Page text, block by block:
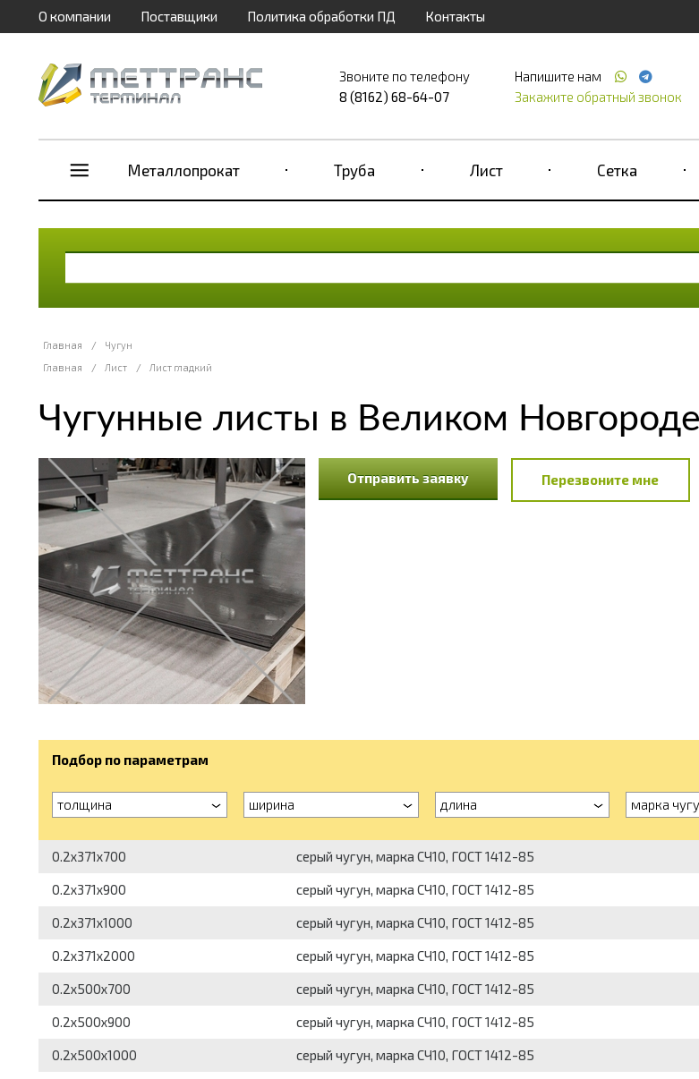
О компании Поставщики Политика обработки ПД Контакты
Звоните по телефону
8 (8162) 68-64-07
Напишите нам
Закажите обратный звонок
Металлопрокат Труба Лист Сетка
Главная /
Чугун
Главная
/ Лист / Лист гладкий
Чугунные листы в Великом Новгороде
Отправить заявку Перезвоните мне
Подбор по параметрам
толщина ширина длина марка
0.2x371x700 серый чугун, марка СЧ10, ГОСТ 1412-85
0.2x371x900 серый чугун, марка СЧ10, ГОСТ 1412-85
0.2x371x1000 серый чугун, марка СЧ10, ГОСТ 1412-85
0.2x371x2000 серый чугун, марка СЧ10, ГОСТ 1412-85
0.2x500x700 серый чугун, марка СЧ10, ГОСТ 1412-85
0.2x500x900 серый чугун, марка СЧ10, ГОСТ 1412-85
0.2x500x1000 серый чугун, марка СЧ10, ГОСТ 1412-85